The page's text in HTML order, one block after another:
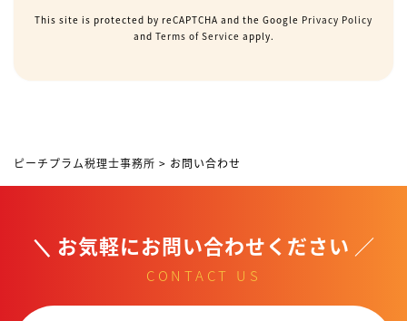
This site is protected by reCAPTCHA and the Google Privacy Policy
and Terms of Service apply.
ピーチプラム税理士事務所 > お問い合わせ
お気軽にお問い合わせください
CONTACT US